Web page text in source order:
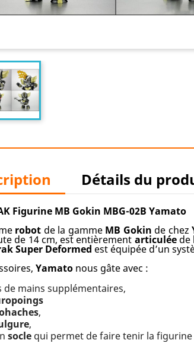
Détails du
Figurine MB Gokin MBG-02B Yamato
robot de la gamme MB Gokin de chez
de 14 cm, est entièrement articuléede
Super Deformed est équipée d’un
Yamato nous gâte avec :
de mains supplémentaires,
,
,
socle qui permet de faire tenir la figurine